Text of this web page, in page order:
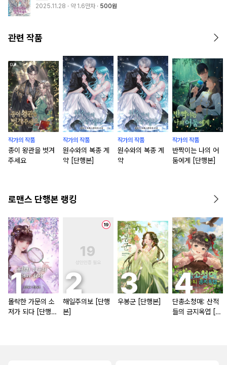
2025.11.28 · 약 1.6만자 500원
관련 작품
작가의 작품
종이 왕관을 벗겨
주세요
작가의 작품
원수와의 복종 계
약 [단행본]
작가의 작품
원수와의 복종 계
약
작가의 작품
반짝이는 나의 어
둠에게 [단행본]
로맨스 단행본 랭킹
몰락한 가문의 소
저가 되다 [단행
해일주의보 [단행
본]
우봉군 [단행본]
단총소청매: 산적
들의 금지옥엽 [단